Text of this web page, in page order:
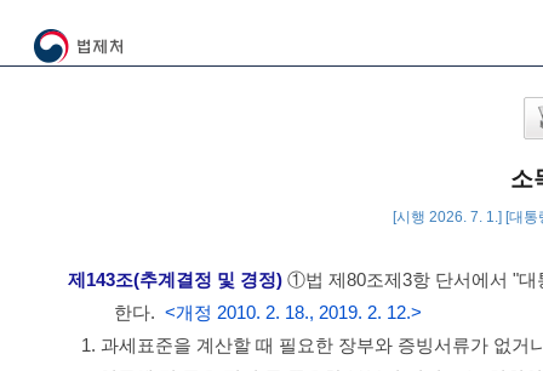
소
[시행 2026. 7. 1.] [대
제143조(추계결정 및 경정) ①법 제80조제3항 단서에서 "대
한다. <개정 2010. 2. 18., 2019. 2. 12.>
1. 과세표준을 계산할 때 필요한 장부와 증빙서류가 없